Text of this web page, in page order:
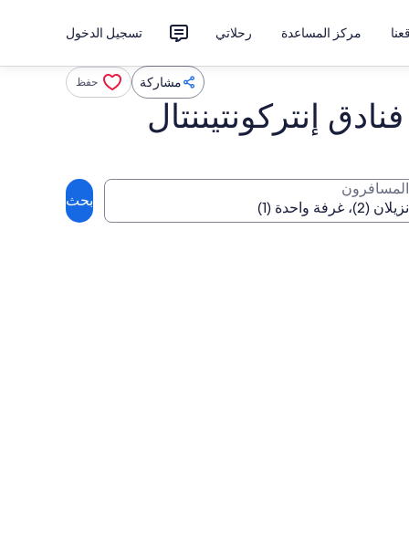
مركز المساعدة رحلاتي تسجيل الدخول
مشاركة حفظ
إنتركونتيننتال
المسافرون
بحث